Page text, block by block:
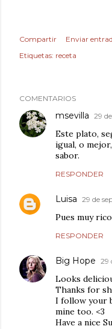
Compartir
Enviar
Etiquetas: receta
COMENTARIOS
msevilla 29
Este plato,
igual, o
sabor.
RESPONDER
Luisa 29 de
Pues muy
RESPONDER
Big Hope 29
Looks
Thanks for
I follow your
mine too. <3
Have a nice